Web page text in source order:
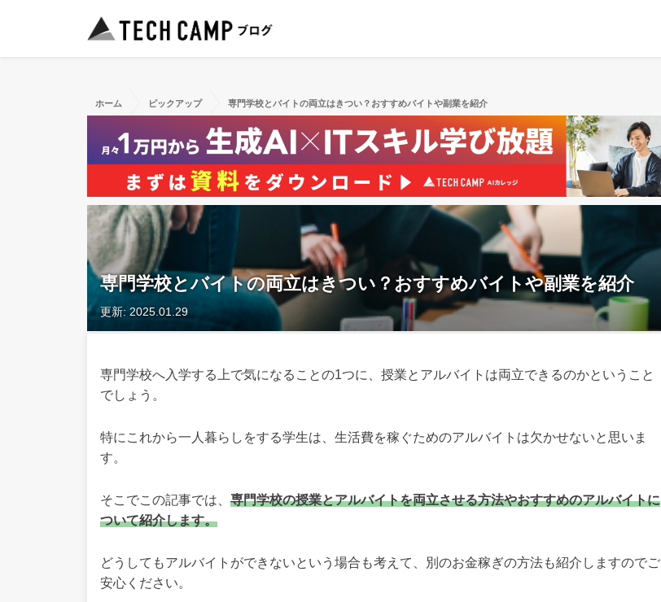
ホーム ピックアップ 専門学校とバイトの両立はきつい？おすすめバイトや副業を紹介
専門学校とバイトの両立はきつい？おすすめバイトや副業を紹介
更新: 2025.01.29
専門学校へ入学する上で気になることの1つに、授業とアルバイトは両立できるのかということ
でしょう。
特にこれから一人暮らしをする学生は、生活費を稼ぐためのアルバイトは欠かせないと思いま
す。
そこでこの記事では、 専門学校の授業とアルバイトを両立させる方法やおすすめのアルバイトに
ついて紹介します。
どうしてもアルバイトができないという場合も考えて、別のお金稼ぎの方法も紹介しますのでご
安心ください。